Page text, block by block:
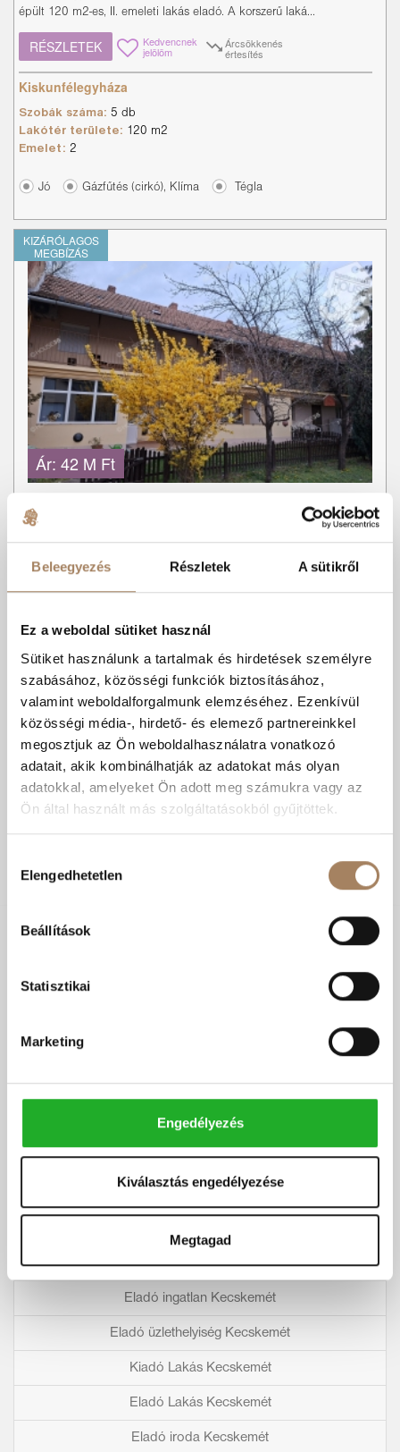
Beleegyezés Részletek A sütikről
Ez a weboldal sütiket használ
Sütiket használunk a tartalmak és hirdetések személyre
szabásához, közösségi funkciók biztosításához,
valamint weboldalforgalmunk elemzéséhez. Ezenkívül
közösségi média-, hirdető- és elemező partnereinkkel
megosztjuk az Ön weboldalhasználatra vonatkozó
adatait, akik kombinálhatják az adatokat más olyan
adatokkal, amelyeket Ön adott meg számukra vagy az
Ön által használt más szolgáltatásokból gyűjtöttek.
kiválasztása
Elengedhetetlen
Beállítások
Statisztikai
Marketing
Engedélyezés
Kiválasztás engedélyezése
Megtagad
épült 120 m2-es, II. emeleti lakás eladó. A korszerű laká...
RÉSZLETEK Kedvencnek
jelölöm
Árcsökkenés
értesítés
Kiskunfélegyháza
Szobák száma: 5 db
Lakótér területe: 120 m2
Emelet: 2
Jó Gázfűtés (cirkó), Klíma Tégla
KIZÁRÓLAGOS
MEGBÍZÁS
Ár: 42 M Ft
Gál Tünde
+36 70 312 5719
Kiskunfélegyháza szívében eladó egy első emeleti, 56 m2-es,
részben felújított, téglából épült társasházi lakás, 20 m2-e...
RÉSZLETEK Kedvencnek
jelölöm
Árcsökkenés
értesítés
Kiskunfélegyháza | Belváros
Lakótér területe: 56 m2
Emelet:1
Lakás Kecskemét Telek Kecskemét
Kiskunfélegyháza
Kiskunfélegyháza
Lakás Kiskunfélegyháza Telek Kiskunfélegyháza
Kecskeméti ingatlanok
Eladó telek Kecskemét
Eladó ipari ingatlan Kecskemét
Eladó Ház Kecskemét
Eladó ingatlan Kecskemét
Eladó üzlethelyiség Kecskemét
Kiadó Lakás Kecskemét
Eladó Lakás Kecskemét
Eladó iroda Kecskemét